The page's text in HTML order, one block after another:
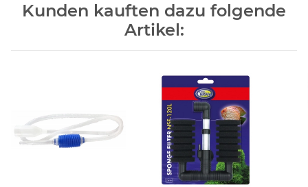
Kunden kauften dazu folgende
Artikel: